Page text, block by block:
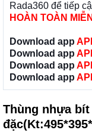
Rada360 để tiếp
HOÀN TOÀN
Download app
Download app
Download app
Download app
Thùng nhựa